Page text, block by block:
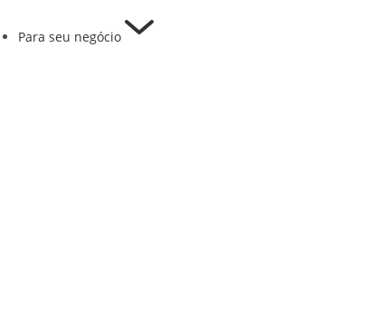
Para seu negócio